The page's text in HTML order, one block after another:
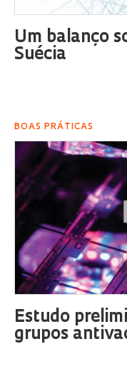
Um balanço
Suécia
BOAS PRÁTICAS
Estudo
grupos